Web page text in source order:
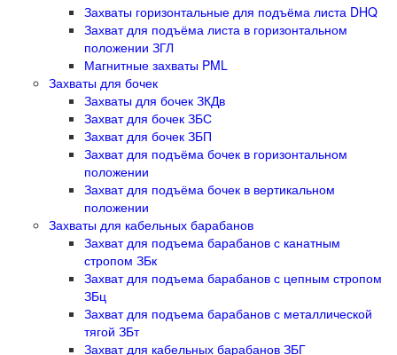
Захваты горизонтальные для подъёма листа DHQ
Захват для подъёма листа в горизонтальном
положении ЗГЛ
Магнитные захваты PML
Захваты для бочек
Захваты для бочек ЗКДв
Захват для бочек ЗБС
Захват для бочек ЗБП
Захват для подъёма бочек в горизонтальном
положении
Захват для подъёма бочек в вертикальном
положении
Захваты для кабельных барабанов
Захват для подъема барабанов с канатным
стропом ЗБк
Захват для подъема барабанов с цепным стропом
ЗБц
Захват для подъема барабанов с металлической
тягой ЗБт
Захват для кабельных барабанов ЗБГ